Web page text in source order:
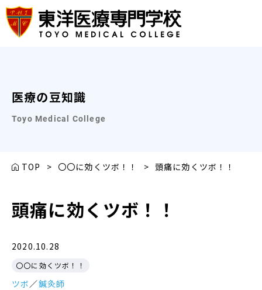
医療の豆知識
Toyo Medical College
TOP > 〇〇に効くツボ！！ > 頭痛に効くツボ！！
頭痛に効くツボ！！
2020.10.28
〇〇に効くツボ！！
ツボ／鍼灸師